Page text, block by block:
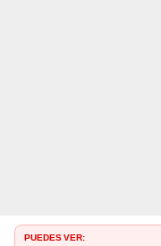
PUEDES VER: